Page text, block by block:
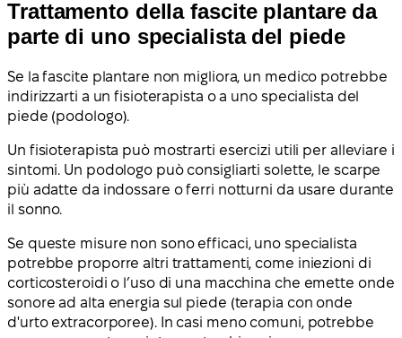
Trattamento della fascite plantare da
parte di uno specialista del piede
Se la fascite plantare non migliora, un medico potrebbe
indirizzarti a un fisioterapista o a uno specialista del
piede (podologo).
Un fisioterapista può mostrarti esercizi utili per alleviare i
sintomi. Un podologo può consigliarti solette, le scarpe
più adatte da indossare o ferri notturni da usare durante
il sonno.
Se queste misure non sono efficaci, uno specialista
potrebbe proporre altri trattamenti, come iniezioni di
corticosteroidi o l’uso di una macchina che emette onde
sonore ad alta energia sul piede (terapia con onde
d'urto extracorporee). In casi meno comuni, potrebbe